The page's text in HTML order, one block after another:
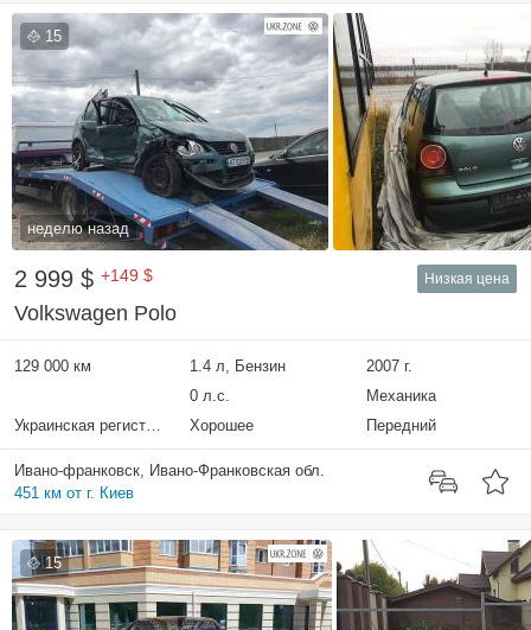
15
неделю назад
2 999 $ +149 $ Низкая цена
Volkswagen Polo
129 000 км 1.4 л, Бензин
2007 г.
0 л.с.
Механика
Украинская регистрация
Хорошее Передний
Ивано-франковск, Ивано-Франковская обл.
451 км от г. Киев
15